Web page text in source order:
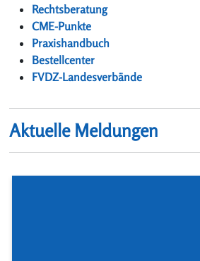
Rechtsberatung
CME-Punkte
Praxishandbuch
Bestellcenter
FVDZ-Landesverbände
Aktuelle Meldungen